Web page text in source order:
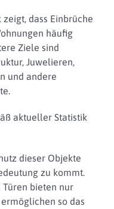
dass Einbrüche
häufig
Ziele sind
Juwelieren,
und andere
aktueller Statistik
dieser Objekte
zu kommt.
Türen bieten nur
so das